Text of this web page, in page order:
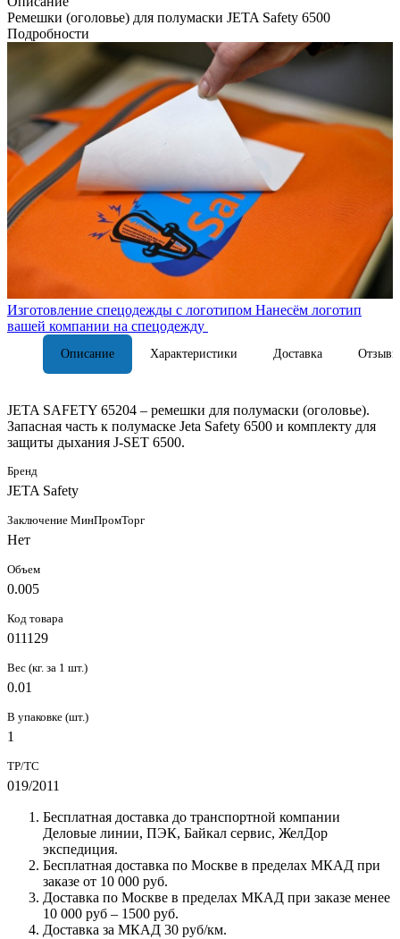
Ремешки (оголовье) для полумаски JETA Safety 6500
Подробности
Изготовление спецодежды с логотипом Нанесём логотип
вашей компании на спецодежду
Описание Характеристики Доставка Отзывы
JETA SAFETY 65204 – ремешки для полумаски (оголовье).
Запасная часть к полумаске Jeta Safety 6500 и комплекту для
защиты дыхания J-SET 6500.
Бренд
JETA Safety
Заключение МинПромТорг
Нет
Объем
0.005
Код товара
011129
Вес (кг. за 1 шт.)
0.01
В упаковке (шт.)
1
ТР/ТС
019/2011
Бесплатная доставка до транспортной компании
Деловые линии, ПЭК, Байкал сервис, ЖелДор
экспедиция.
Бесплатная доставка по Москве в пределах МКАД при
заказе от 10 000 руб.
Доставка по Москве в пределах МКАД при заказе менее
10 000 руб – 1500 руб.
Доставка за МКАД 30 руб/км.